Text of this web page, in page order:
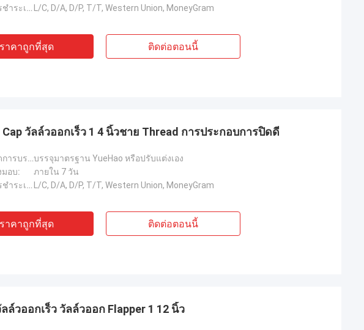
เงื่อนไขการชำระเงิน:
L/C, D/A, D/P, T/T, Western Union, MoneyGram
ราคาถูกที่สุด ติดต่อตอนนี้
วัลล์วออกเร็ว 1 4 นิ้วชาย Thread การประกอบการปิดดี
รายละเอียดการบรรจุ:บรรจุมาตรฐาน YueHao หรือปรับแต่งเอง
มอบ:
ภายใน 7 วัน
เงื่อนไขการชำระเงิน:
L/C, D/A, D/P, T/T, Western Union, MoneyGram
ราคาถูกที่สุด ติดต่อตอนนี้
ล์วออกเร็ว วัลล์วออก Flapper 1 12 นิ้ว